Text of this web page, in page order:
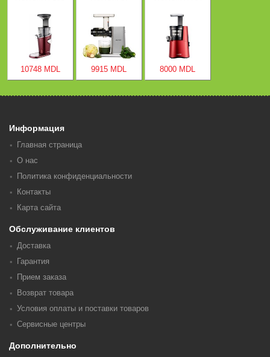
10748 MDL 9915 MDL 8000 MDL
Информация
Главная страница
О нас
Политика конфиденциальности
Контакты
Карта сайта
Обслуживание клиентов
Доставка
Гарантия
Прием заказа
Возврат товара
Условия оплаты и поставки товаров
Сервисные центры
Дополнительно